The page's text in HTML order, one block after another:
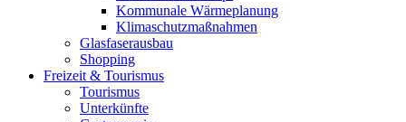
Kommunale Wärmeplanung
Klimaschutzmaßnahmen
Glasfaserausbau
Shopping
Freizeit & Tourismus
Tourismus
Unterkünfte